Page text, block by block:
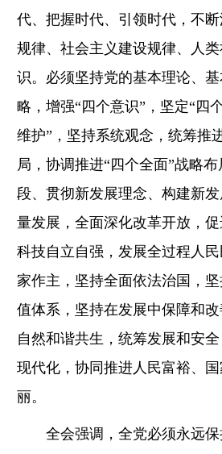
代、把握时代、引领时代，不
规律、社会主义建设规律、人
识。必须坚持党的基本理论、
略，增强“四个意识”，坚定“四
维护”，坚持系统观念，统筹推
局，协调推进“四个全面”战略
段、贯彻新发展理念、构建新
量发展，全面深化改革开放，
科技自立自强，发展全过程人
家作主，坚持全面依法治国，
值体系，坚持在发展中保障和
自然和谐共生，统筹发展和安
现代化，协同推进人民富裕、
丽。
全会强调，全党必须永远